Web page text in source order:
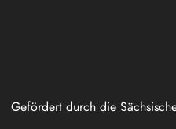
Gefördert durch die